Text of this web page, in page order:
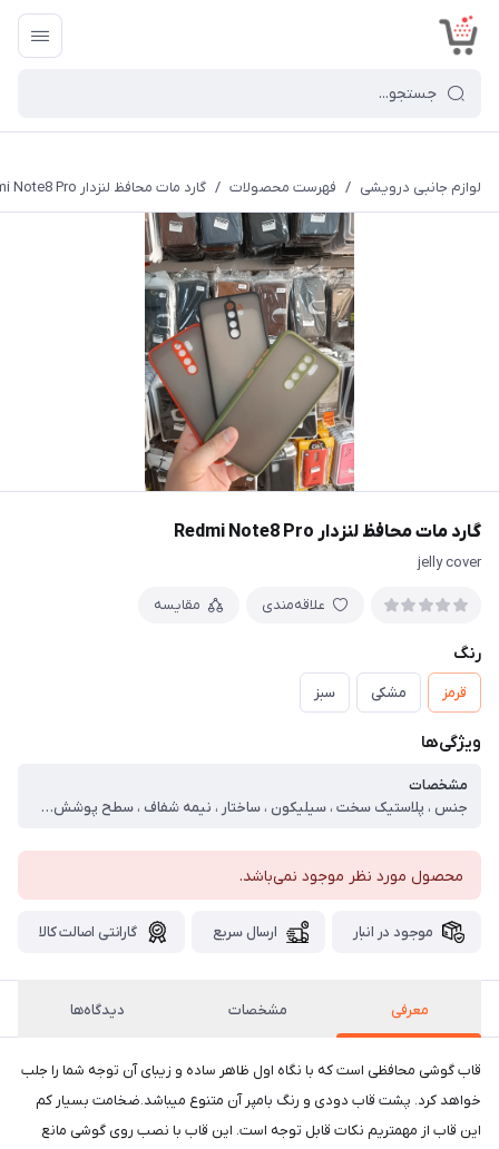
لوازم جانبی درویشی / فهرست محصولات / گارد مات محافظ لنزدار Redmi Note8 Pro
گارد مات محافظ لنزدار Redmi Note8 Pro
jelly cover
علاقه‌مندی مقایسه
رنگ
قرمز مشکی سبز
ویژگی‌ها
مشخصات
جنس ، پلاستیک سخت ، سیلیکون ، ساختار ، نیمه شفاف ، سطح پوشش ، قاب پشتی ، لبه بالایی ، لبه پایینی ، لبه چپ ، لبه راست ، حفاظت از دکمه‌ها ، قابلیت‌های کیف و کاور ، مقاوم در برابر ضربه ، مقاوم در برابر آب ، دسترسی آسان به درگاه ها ، لبه های برجسته برای محافظت صفحه نمایش ، لبه های برجسته برای محافظت دوربین ، مقاوم در برابر خط و خش
محصول مورد نظر موجود نمی‌باشد.
موجود در انبار ارسال سریع گارانتی اصالت کالا
معرفی مشخصات دیدگاه‌ها
قاب گوشی محافظی است که با نگاه اول ظاهر ساده و زیبای آن توجه شما را جلب
خواهد کرد. پشت قاب دودی و رنگ بامپر آن متنوع میباشد.ضخامت بسیار کم
این قاب از مهمتریم نکات قابل توجه است. این قاب با نصب روی گوشی مانع